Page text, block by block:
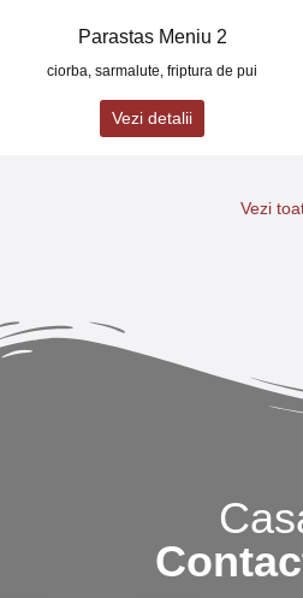
Parastas Meniu 2
ciorba, sarmalute, friptura de pui
Vezi detalii
Vezi